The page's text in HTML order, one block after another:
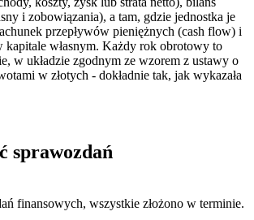
i zobowiązania), a tam, gdzie jednostka je
przepływów pieniężnych (cash flow) i
kapitale własnym. Każdy rok obrotowy to
w układzie zgodnym ze wzorem z ustawy o
w złotych - dokładnie tak, jak wykazała
sprawozdań
finansowych, wszystkie złożono w terminie.